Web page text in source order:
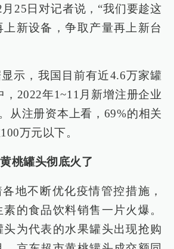
25日对记者说，“我们要趁这
上新设备，争取产量再上新台
示，我国目前有近4.6万家罐
，2022年1~11月新增注册企业
从注册资本上看，69%的相关
万元以下。
桃罐头彻底火了
地不断优化疫情管控措施，
的食品饮料销售一片火爆。
为代表的水果罐头出现抢购